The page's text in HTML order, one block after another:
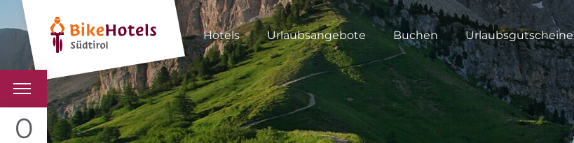
Hotels Urlaubsangebote Buchen Urlaubsgutscheine
0
BIKEHOTELS